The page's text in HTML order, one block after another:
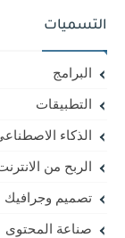
التسميات
البرامج
التطبيقات
الذكاء
الربح من
تصميم وجرافيك
صناعة المحتوى